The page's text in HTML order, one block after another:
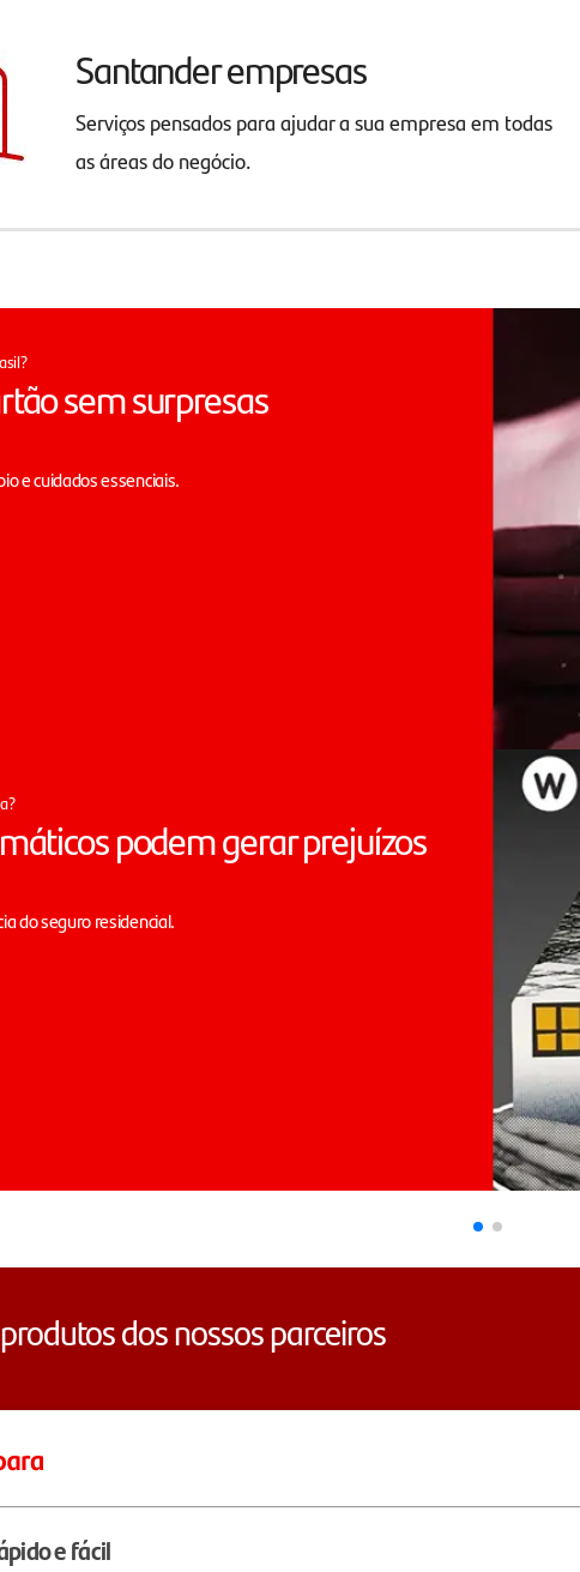
Santander empresas
Serviços pensados para ajudar a sua empresa em todas
as áreas do negócio.
sem surpresas
e cuidados essenciais.
podem gerar prejuízos
do seguro residencial.
dos nossos parceiros
e fácil